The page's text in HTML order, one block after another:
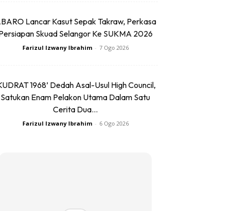
Lancar Kasut Sepak Takraw, Perkasa
Skuad Selangor Ke SUKMA 2026
Farizul Izwany Ibrahim - 7 Ogo 2026
1968’ Dedah Asal-Usul High Council,
Satukan Enam Pelakon Utama Dalam Satu
Cerita Dua...
Farizul Izwany Ibrahim - 6 Ogo 2026